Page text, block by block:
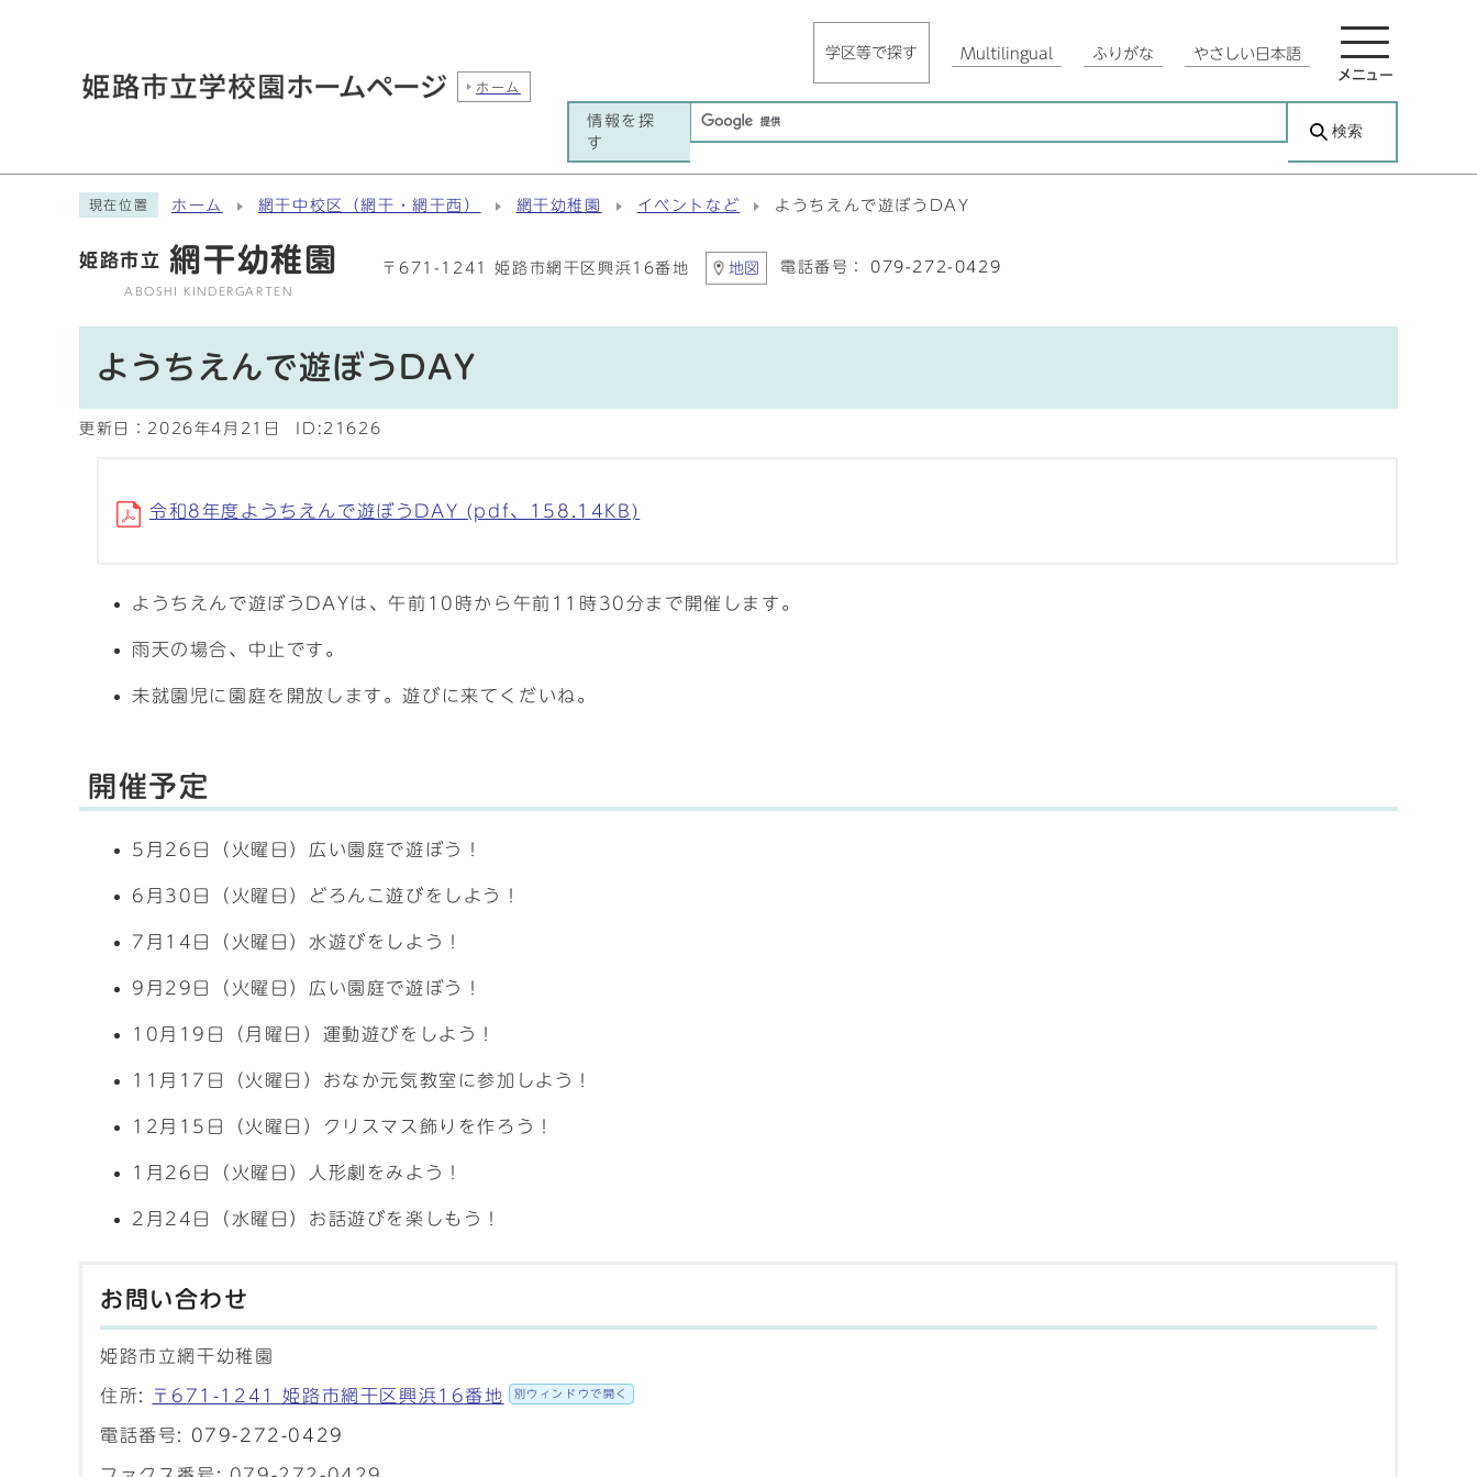
ホーム
学区等で探す Multilingual ふりがな やさしい日本語
メニュー
情報を探
す
検索
現在位置 ホーム 網干中校区（網干・網干西） 網干幼稚園 イベントなど ようちえんで遊ぼうDAY
姫路市立 網干幼稚園
ABOSHI KINDERGARTEN
〒671-1241 姫路市網干区興浜16番地 地図 電話番号： 079-272-0429
ようちえんで遊ぼうDAY
更新日： 2026年4月21日 ID:21626
令和8年度ようちえんで遊ぼうDAY (pdf、158.14KB)
ようちえんで遊ぼうDAYは、午前10時から午前11時30分まで開催します。
雨天の場合、中止です。
未就園児に園庭を開放します。遊びに来てくだいね。
開催予定
5月26日（火曜日）広い園庭で遊ぼう！
6月30日（火曜日）どろんこ遊びをしよう！
7月14日（火曜日）水遊びをしよう！
9月29日（火曜日）広い園庭で遊ぼう！
10月19日（月曜日）運動遊びをしよう！
11月17日（火曜日）おなか元気教室に参加しよう！
12月15日（火曜日）クリスマス飾りを作ろう！
1月26日（火曜日）人形劇をみよう！
2月24日（水曜日）お話遊びを楽しもう！
お問い合わせ
姫路市立網干幼稚園
住所: 〒671-1241 姫路市網干区興浜16番地 別ウィンドウで開く
電話番号: 079-272-0429